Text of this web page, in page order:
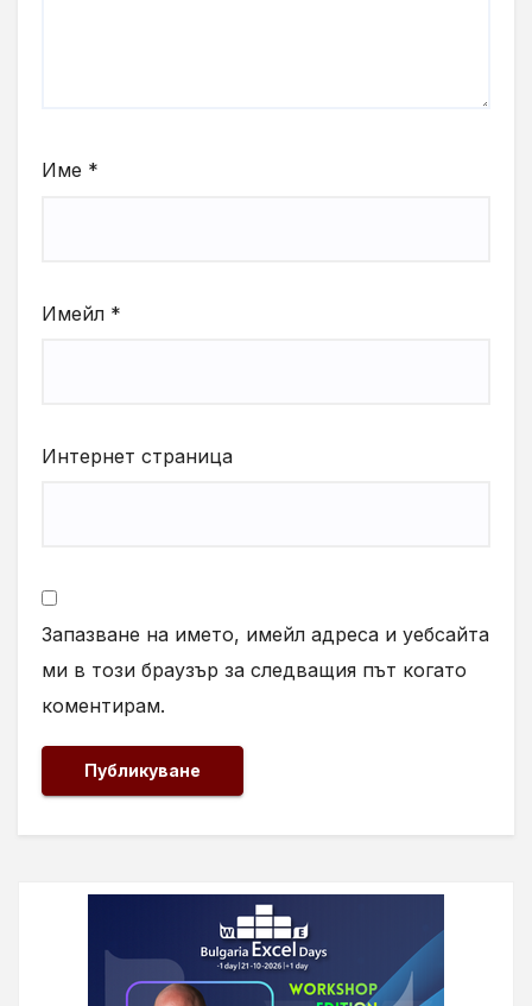
Име *
Имейл *
Интернет страница
Запазване на името, имейл адреса и уебсайта
ми в този браузър за следващия път когато
коментирам.